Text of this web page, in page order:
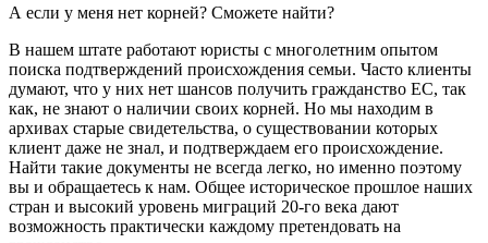
А если у меня нет корней? Сможете найти?
В нашем штате работают юристы с многолетним опытом
поиска подтверждений происхождения семьи. Часто клиенты
думают, что у них нет шансов получить гражданство ЕС, так
как, не знают о наличии своих корней. Но мы находим в
архивах старые свидетельства, о существовании которых
клиент даже не знал, и подтверждаем его происхождение.
Найти такие документы не всегда легко, но именно поэтому
вы и обращаетесь к нам. Общее историческое прошлое наших
стран и высокий уровень миграций 20-го века дают
возможность практически каждому претендовать на